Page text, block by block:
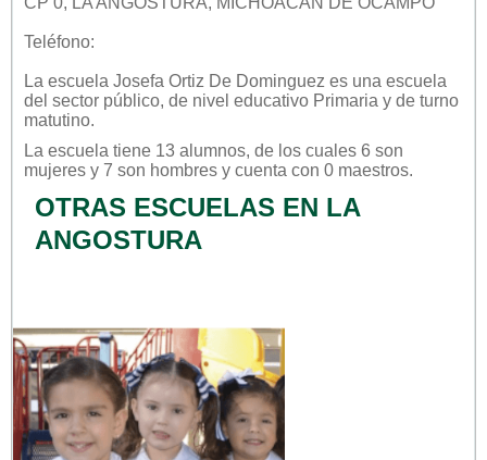
Teléfono:
La escuela Josefa Ortiz De Dominguez es una escuela
del sector público, de nivel educativo Primaria y de turno
matutino.
La escuela tiene 13 alumnos, de los cuales 6 son
mujeres y 7 son hombres y cuenta con 0 maestros.
OTRAS ESCUELAS EN LA
ANGOSTURA